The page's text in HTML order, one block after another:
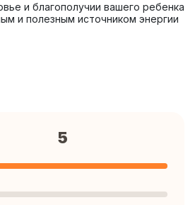
и благополучии вашего ребенка
и полезным источником энергии
5